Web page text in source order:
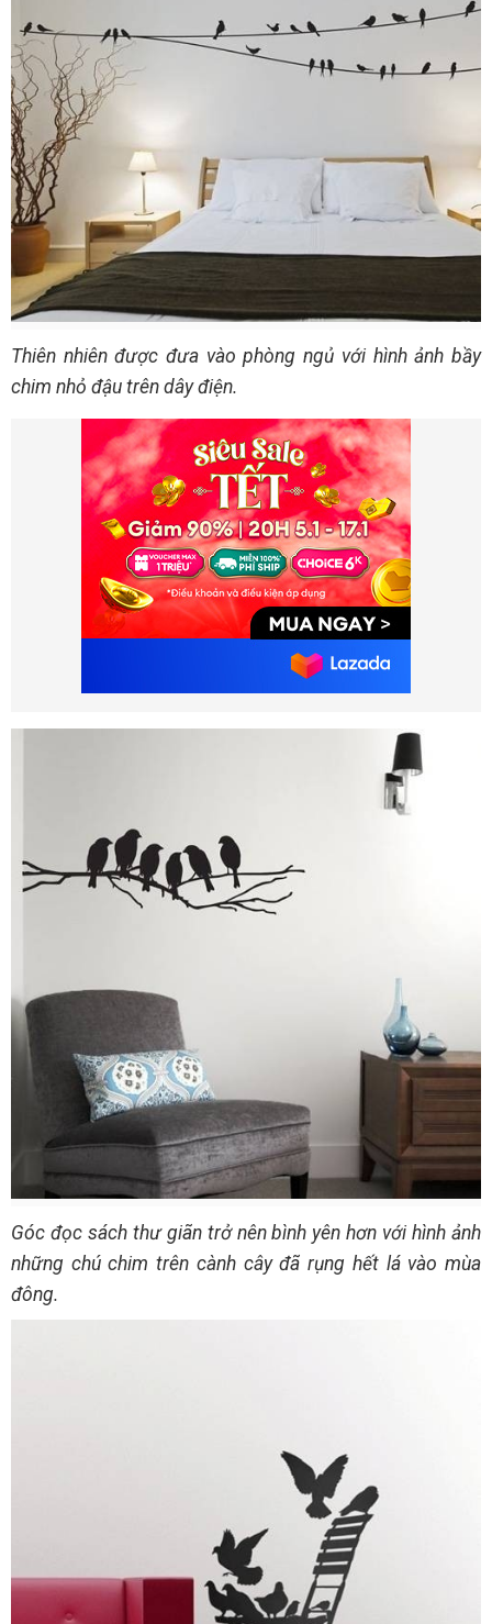
Thiên nhiên được đưa vào phòng ngủ với hình ảnh bầy
chim nhỏ đậu trên dây điện.
Góc đọc sách thư giãn trở nên bình yên hơn với hình ảnh
những chú chim trên cành cây đã rụng hết lá vào mùa
đông.